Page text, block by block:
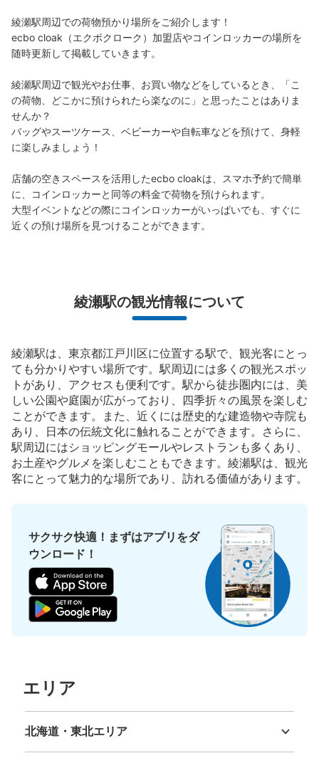
置。
保管できる荷物数
中
小 25
¥200
支払い方法
現金
綾瀬駅周辺での荷物預かり場所をご紹介します！
ecbo cloak（エクボクローク）加盟店やコインロッカーの場所を
随時更新して掲載していきます。
綾瀬駅周辺で観光やお仕事、お買い物などをしているとき、「こ
の荷物、どこかに預けられたら楽なのに」と思ったことはありま
せんか？
バッグやスーツケース、ベビーカーや自転車などを預けて、身軽
に楽しみましょう！
店舗の空きスペースを活用したecbo cloakは、スマホ予約で簡単
に、コインロッカーと同等の料金で荷物を預けられます。
大型イベントなどの際にコインロッカーがいっぱいでも、すぐに
近くの預け場所を見つけることができます。
綾瀬駅の観光情報について
綾瀬駅は、東京都江戸川区に位置する駅で、観光客にとっ
ても分かりやすい場所です。駅周辺には多くの観光スポッ
トがあり、アクセスも便利です。駅から徒歩圏内には、美
しい公園や庭園が広がっており、四季折々の風景を楽しむ
ことができます。また、近くには歴史的な建造物や寺院も
あり、日本の伝統文化に触れることができます。さらに、
駅周辺にはショッピングモールやレストランも多くあり、
お土産やグルメを楽しむこともできます。綾瀬駅は、観光
客にとって魅力的な場所であり、訪れる価値があります。
サクサク快適！まずはアプリをダ
ウンロード！
エリア
北海道・東北エリア